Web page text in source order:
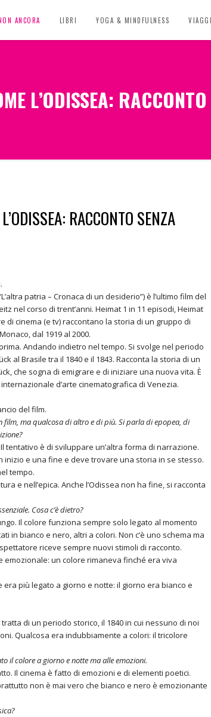
ANCORA LIBRI YOGA & MINDFULNESS VIAGGI
L’ODISSEA: RACCONTO
RACCONTO SENZA
patria – Cronaca di un desiderio”) è l’ultimo film del
nel corso di trent’anni. Heimat 1 in 11 episodi, Heimat
di cinema (e tv) raccontano la storia di un gruppo di
dal 1919 al 2000.
Andando indietro nel tempo. Si svolge nel periodo
al Brasile tra il 1840 e il 1843. Racconta la storia di un
che sogna di emigrare e di iniziare una nuova vita. È
d’arte cinematografica di Venezia.
del film.
film, ma qualcosa di altro e di più. Si parla di epopea, di
tentativo è di sviluppare un’altra forma di narrazione.
inizio e una fine e deve trovare una storia in se stesso.
tempo.
e nell’epica. Anche l’Odissea non ha fine, si racconta
Cosa c’è dietro?
Il colore funziona sempre solo legato al momento
in bianco e nero, altri a colori. Non c’è uno schema ma
riceve sempre nuovi stimoli di racconto.
emozionale: un colore rimaneva finché era viva
più legato a giorno e notte: il giorno era bianco e
di un periodo storico, il 1840 in cui nessuno di noi
Qualcosa era indubbiamente a colori: il tricolore
il colore a giorno e notte ma alle emozioni.
Il cinema è fatto di emozioni e di elementi poetici.
non è mai vero che bianco e nero è emozionante